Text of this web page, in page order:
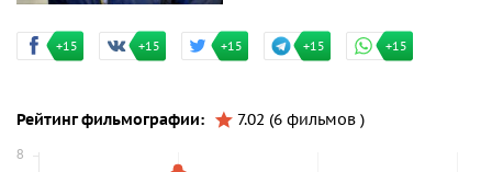
+15 +15 +15 +15 +15
Рейтинг фильмографии: 7.02 (6 фильмов )